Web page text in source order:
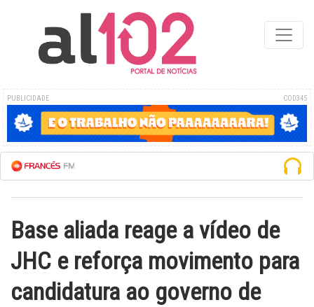
PUBLICIDADE COD345
FM AO VIVO
Base aliada reage a vídeo de
JHC e reforça movimento para
candidatura ao governo de